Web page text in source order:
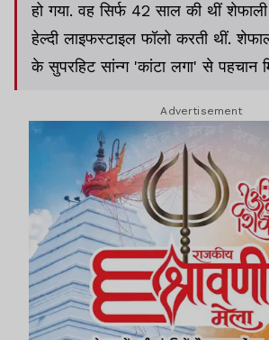
हो गया. वह सिर्फ 42 साल की थीं
हेल्दी लाइफस्टाइल फॉलो करती थीं.
के सुपरहिट सांन्ग 'कांटा लगा' से पहचान
विनय सप्रू ने बड़ा ऐलान किया है.
Advertisement